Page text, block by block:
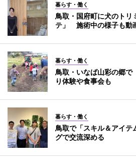
暮らす・働く
鳥取・国府町に犬のトリ
テ」 施術中の様子も動
暮らす・働く
鳥取・いなば山彩の郷
り体験や食事会も
暮らす・働く
鳥取で「スキル＆アイ
グで交流深める